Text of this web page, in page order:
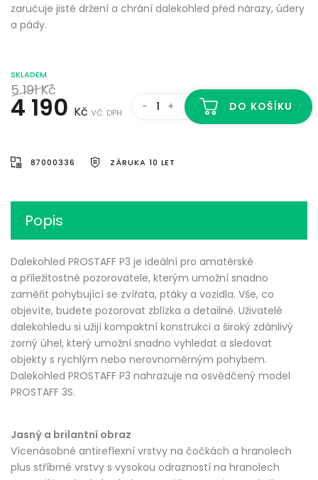
zaručuje jisté držení a chrání dalekohled před nárazy, údery
a pády.
SKLADEM
5 191Kč
4 190 Kč VČ. DPH - + DO KOŠÍKU
87000336 ZÁRUKA 10 LET
Popis
Dalekohled PROSTAFF P3 je ideální pro amatérské
a příležitostné pozorovatele, kterým umožní snadno
zaměřit pohybující se zvířata, ptáky a vozidla. Vše, co
objevíte, budete pozorovat zblízka a detailně. Uživatelé
dalekohledu si užijí kompaktní konstrukci a široký zdánlivý
zorný úhel, který umožní snadno vyhledat a sledovat
objekty s rychlým nebo nerovnoměrným pohybem.
Dalekohled PROSTAFF P3 nahrazuje na osvědčený model
PROSTAFF 3S.
Jasný a brilantní obraz
Vícenásobné antireflexní vrstvy na čočkách a hranolech
plus stříbrné vrstvy s vysokou odrazností na hranolech